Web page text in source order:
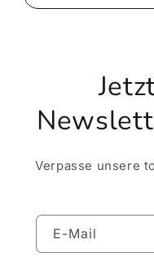
Verpasse unsere
E-Mail